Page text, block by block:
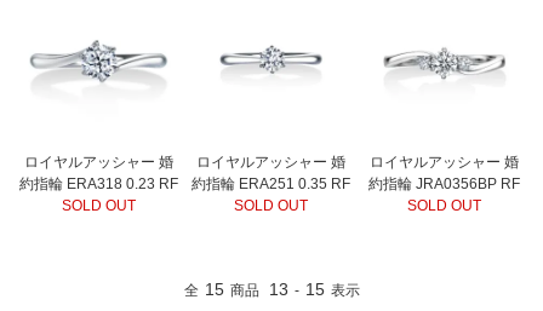
ロイヤルアッシャー 婚
約指輪 ERA318 0.23 RF
SOLD OUT
ロイヤルアッシャー 婚
約指輪 ERA251 0.35 RF
SOLD OUT
ロイヤルアッシャー 婚
約指輪 JRA0356BP RF
SOLD OUT
全 15 商品 13 - 15 表示